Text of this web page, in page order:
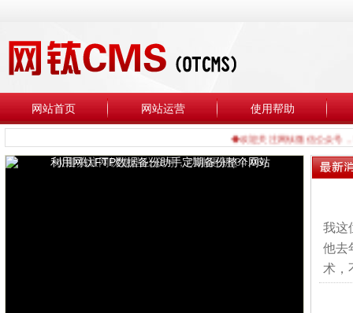
网站首页 网站运营 使用帮助
◆欢迎关注网钛微信公众号，功
我这
他去
术，